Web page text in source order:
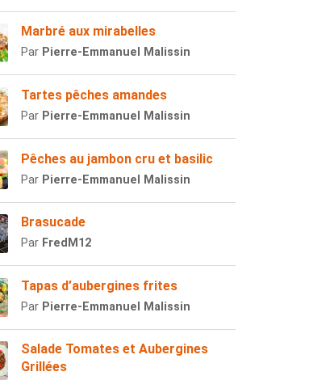
Marbré aux mirabelles
Par Pierre-Emmanuel Malissin
Tartes pêches amandes
Par Pierre-Emmanuel Malissin
Pêches au jambon cru et basilic
Par Pierre-Emmanuel Malissin
Brasucade
Par FredM12
Tapas d’aubergines frites
Par Pierre-Emmanuel Malissin
Salade Tomates et Aubergines
Grillées